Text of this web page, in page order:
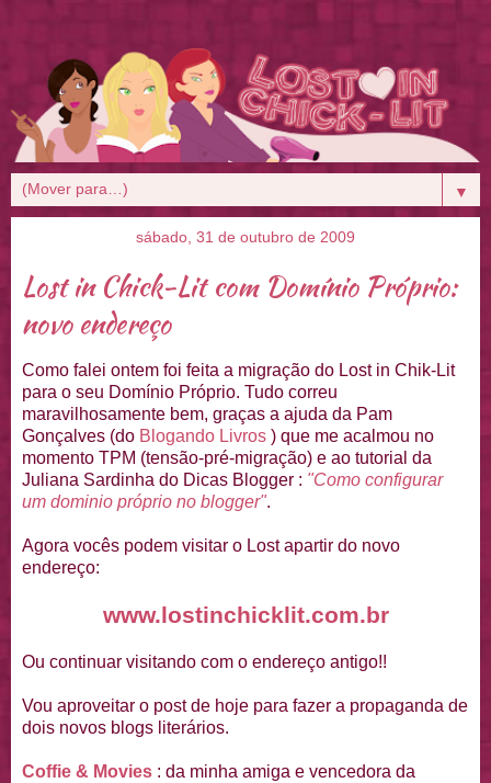
▼
sábado, 31 de outubro de 2009
Lost in Chick-Lit com Domínio Próprio:
novo endereço
Como falei ontem foi feita a migração do Lost in Chik-Lit
para o seu Domínio Próprio. Tudo correu
maravilhosamente bem, graças a ajuda da Pam
Gonçalves (do Blogando Livros ) que me acalmou no
momento TPM (tensão-pré-migração) e ao tutorial da
Juliana Sardinha do Dicas Blogger : "Como configurar
um dominio próprio no blogger".
Agora vocês podem visitar o Lost apartir do novo
endereço:
www.lostinchicklit.com.br
Ou continuar visitando com o endereço antigo!!
Vou aproveitar o post de hoje para fazer a propaganda de
dois novos blogs literários.
Coffie & Movies : da minha amiga e vencedora da